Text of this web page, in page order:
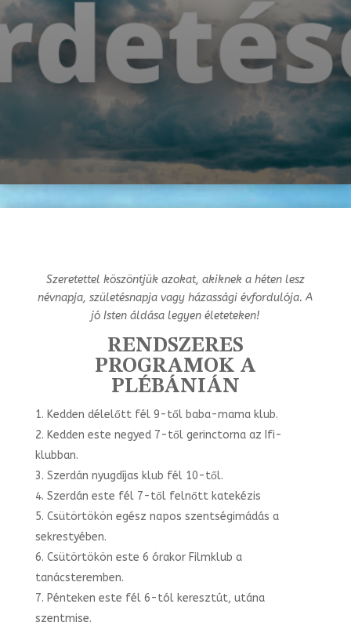
Szeretettel köszöntjük azokat, akiknek a héten lesz
névnapja, születésnapja vagyházassági évfordulója. A
jó Isten áldása legyen életeteken!
RENDSZERES
PROGRAMOK A
PLÉBÁNIÁN
Kedden délelőtt fél 9-től baba-mama klub.
Kedden este negyed 7-től gerinctorna az Ifi-
klubban.
Szerdán nyugdíjas klub fél 10-től.
Szerdán este fél 7-től felnőtt katekézis
Csütörtökön egész napos szentségimádás a
sekrestyében.
Csütörtökön este 6 órakor Filmklub a
tanácsteremben.
Pénteken este fél 6-tól keresztút, utána
szentmise.